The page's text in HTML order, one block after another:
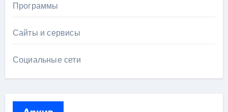
Программы
Сайты и сервисы
Социальные сети